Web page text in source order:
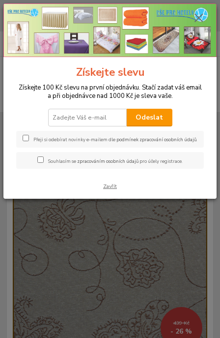
CHCETE NAKOUPIT VĚTŠÍ MNOŽSTVÍ NAŠICH PRODUKTŮ ZA LEPŠÍ
CENU? Klikněte ZDE
CZK
+420 773 794 023
Pondělí-pátek 9-16 hodin
0ks
za0 Kč
UBRUSY
Slavnostní ubrusy Magnolia s vodoodpudivou úpravou
Ubrus magnolia 120x160cm -
hnědý
439 Kč
- 26 %
Získejte slevu
Získejte 100 Kč slevu na první objednávku. Stačí zadat váš email
a při objednávce nad 1000 Kč je sleva vaše.
Odeslat
Přeji si odebírat novinky e-mailem dle podmínek zpracování osobních údajů.
Souhlasím se zpracováním osobních údajů pro účely registrace.
Zavřít